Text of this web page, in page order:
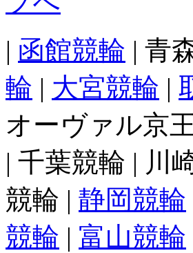
| 函館競輪 | 青
輪 | 大宮競輪 |
オーヴァル京
| 千葉競輪 | 川
競輪 | 静岡競輪
競輪 | 富山競輪